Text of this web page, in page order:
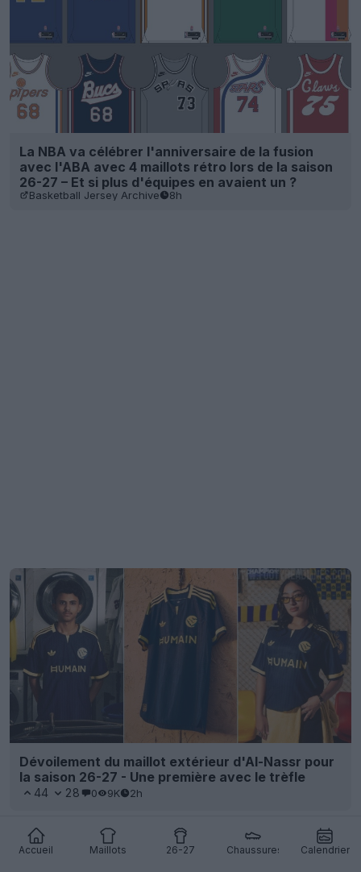
Accueil Maillots 26-27 Chaussures Calendrier
La NBA va célébrer l'anniversaire de la fusion
avec l'ABA avec 4 maillots rétro lors de la saison
26-27 – Et si plus d'équipes en avaient un ?
Basketball Jersey Archive 8h
Dévoilement du maillot extérieur d'Al-Nassr pour
la saison 26-27 - Une première avec le trèfle
44 28 0 9K 2h